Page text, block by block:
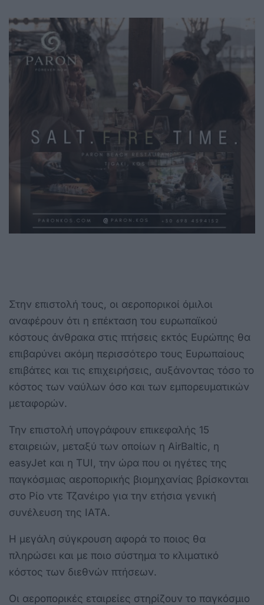
Στην επιστολή τους, οι αεροπορικοί όμιλοι
αναφέρουν ότι η επέκταση του ευρωπαϊκού
κόστους άνθρακα στις πτήσεις εκτός Ευρώπης θα
επιβαρύνει ακόμη περισσότερο τους Ευρωπαίους
επιβάτες και τις επιχειρήσεις, αυξάνοντας τόσο το
κόστος των ναύλων όσο και των εμπορευματικών
μεταφορών.
Την επιστολή υπογράφουν επικεφαλής 15
εταιρειών, μεταξύ των οποίων η AirBaltic, η
easyJet και η TUI, την ώρα που οι ηγέτες της
παγκόσμιας αεροπορικής βιομηχανίας βρίσκονται
στο Ρίο ντε Τζανέιρο για την ετήσια γενική
συνέλευση της IATA.
Η μεγάλη σύγκρουση αφορά το ποιος θα
πληρώσει και με ποιο σύστημα το κλιματικό
κόστος των διεθνών πτήσεων.
Οι αεροπορικές εταιρείες στηρίζουν το παγκόσμιο